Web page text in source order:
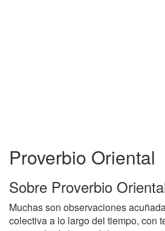
Proverbio Oriental
Sobre Proverbio
Muchas son observaciones
colectiva a lo largo del tiempo, con